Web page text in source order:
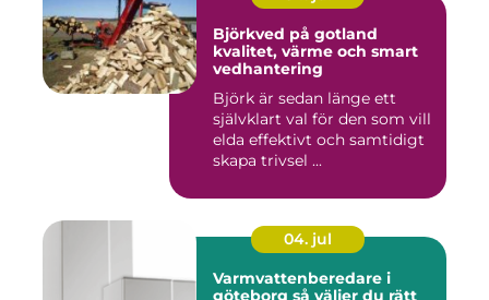
Björkved på gotland
kvalitet, värme och smart
vedhantering
Björk är sedan länge ett
självklart val för den som vill
elda effektivt och samtidigt
skapa trivsel ...
04. jul
Varmvattenberedare i
göteborg så väljer du rätt